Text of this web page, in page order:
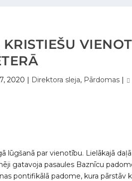
2020 | Direktora sleja, Pārdomas|
lūgšanā par vienotību. Lielākajā
gatavoja pasaules Baznīcu
pontifikālā padome, kura pārstāv